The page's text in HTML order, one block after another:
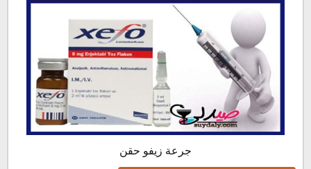
جرعة زيفو حقن